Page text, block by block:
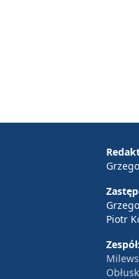
Piotr
Zespół: